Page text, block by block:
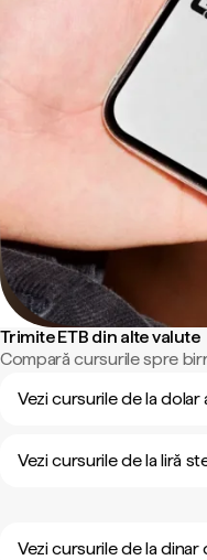
Trimite ETB din alte valute
Compară cursurile spre
Vezi cursurile de la
Vezi cursurile de la liră
Vezi cursurile de la